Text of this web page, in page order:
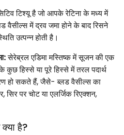
टिश्यू है जो आपके रेटिना के मध्य में
वैसील्स में द्रव जमा होने के बाद रिसने
उत्पन्न होती है।
सेरेब्रल एडिमा मस्तिष्क में सूजन की एक
कुछ हिस्से या पूरे हिस्से में तरल पदार्थ
हो सकते हैं, जैसे- ब्लड वैसील्स का
सिर पर चोट या एलर्जिक रिएक्शन,
है?